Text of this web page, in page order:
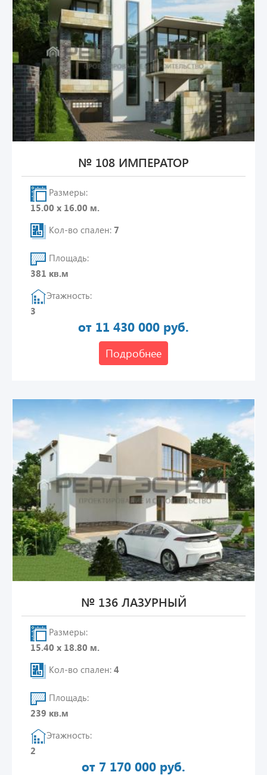
№ 108 ИМПЕРАТОР
Размеры:
15.00 х 16.00 м.
Кол-во спален: 7
Площадь:
381 кв.м
Этажность:
3
от 11 430 000 руб.
Подробнее
№ 136 ЛАЗУРНЫЙ
Размеры:
15.40 х 18.80 м.
Кол-во спален: 4
Площадь:
239 кв.м
Этажность:
2
от 7 170 000 руб.